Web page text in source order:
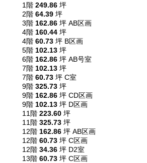
1階 249.86 坪
2階 64.39 坪
3階 162.86 坪 AB区画
4階 160.44 坪
4階 60.73 坪 B区画
5階 102.13 坪
6階 162.86 坪 AB号室
7階 102.13 坪
7階 60.73 坪 C室
9階 325.73 坪
9階 162.86 坪 CD区画
9階 102.13 坪 D区画
11階 223.60 坪
11階 325.73 坪
12階 162.86 坪 AB区画
12階 60.73 坪 C区画
12階 34.36 坪 D2室
13階 60.73 坪 C区画